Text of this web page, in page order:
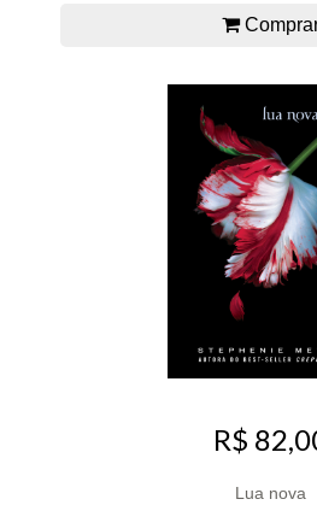
R$
Lua nova